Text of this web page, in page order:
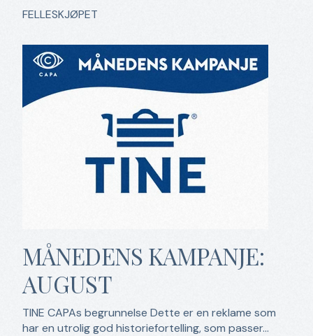
FELLESKJØPET
MÅNEDENS KAMPANJE:
AUGUST
TINE CAPAs begrunnelse Dette er en reklame som
har en utrolig god historiefortelling, som passer...